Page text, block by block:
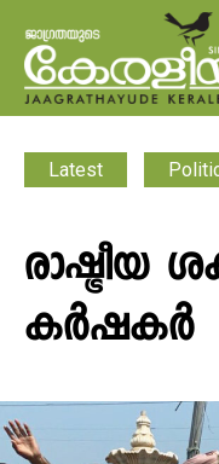
Latest
രാഷ്ട്രീയ
കർഷകർ